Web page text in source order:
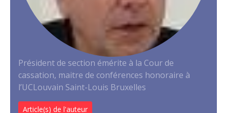
Président de section émérite à la Cour de
cassation, maitre de conférences honoraire à
l’UCLouvain Saint-Louis Bruxelles
Article(s) de l'auteur